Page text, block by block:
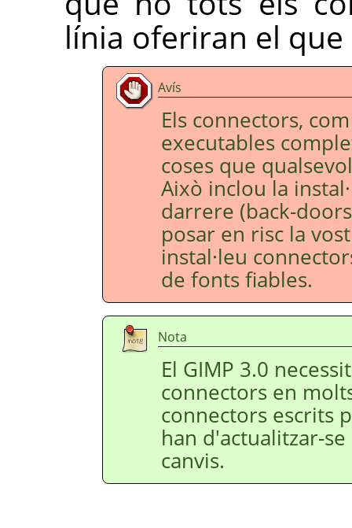
línia oferiran el
Avís
Els connectors,
executables
coses que
Això inclou la
darrere (back-
posar en risc la
instal·leu
de fonts fiables.
Nota
El GIMP 3.0
connectors en
connectors escrits
han d'actualitzar-
canvis.